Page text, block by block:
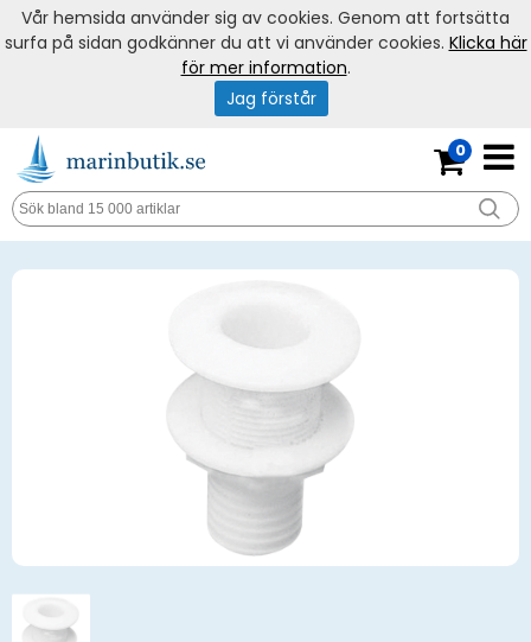
0
Vår hemsida använder sig av cookies. Genom att fortsätta
surfa på sidan godkänner du att vi använder cookies. Klicka här
för mer information.
Jag förstår